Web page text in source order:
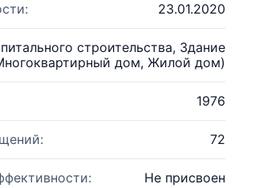
23.01.2020
строительства, Здание
дом, Жилой дом)
1976
72
Не присвоен